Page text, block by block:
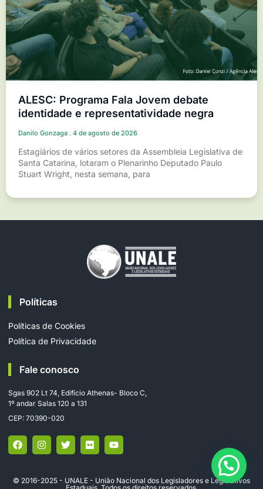
ALESC: Programa Fala Jovem debate
identidade e representatividade negra
Danilo Gonzaga 4 de agosto de 2026
Estagiários de vários setores da Assembleia Legislativa de
Santa Catarina, lotaram o Plenarinho Deputado Paulo
Stuart Wright, nesta semana, para
Políticas
Políticas de Cookies
Política de Privacidade
Fale conosco
Sgas 902 Lt 74, Edifício Athenas- Bloco C,
1º andar Salas 120 a 131
CEP: 70390-020
© 2016-2025 - UNALE - União Nacional dos Legisladores e Legislativos